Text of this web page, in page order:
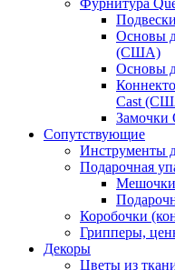
Фурнитура
Основы
(США)
Основы
Cast
Замочки
Сопутствующие
Инструменты
Подарочная
Мешочки
Коробочки
Грипперы,
Декоры
Цветы из